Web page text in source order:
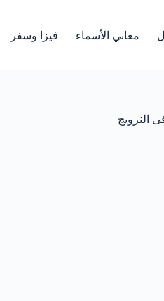
معاني الأسماء فيزا وسفر
النرويج